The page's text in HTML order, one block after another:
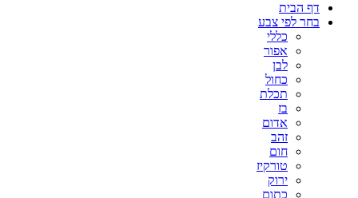
דף הבית
בחר לפי צבע
כללי
אפור
לבן
כחול
תכלת
בז
אדום
זהב
חום
טורקיז
ירוק
כתום